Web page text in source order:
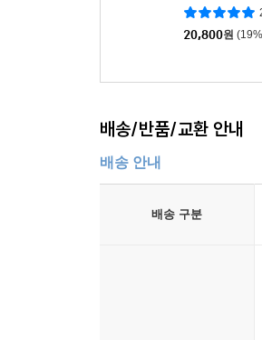
20,800원
배송/반품/교환 안내
배송 안내
배송 구분